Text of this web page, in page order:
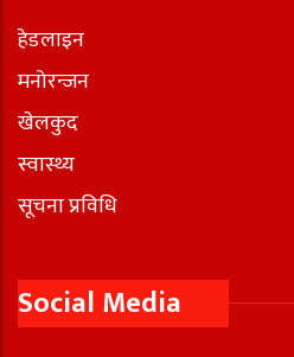
हेडलाइन
मनोरन्जन
खेलकुद
स्वास्थ्य
सूचना प्रविधि
Social Media